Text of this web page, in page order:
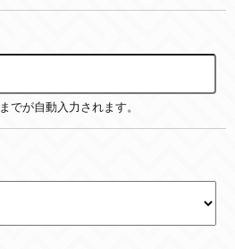
でが自動入力されます。